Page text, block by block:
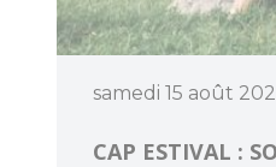
samedi 15 août
CAP ESTIVAL :